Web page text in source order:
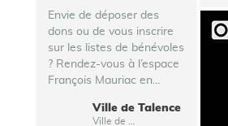
Envie de déposer des
dons ou de vous inscrire
sur les listes de bénévoles
? Rendez-vous à l’espace
François Mauriac en...
Ville de Talence